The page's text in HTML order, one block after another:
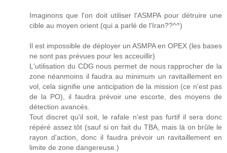
Imaginons que l'on doit utiliser l'ASMPA pour détruire une
cible au moyen orient (qui a parlé de l'Iran??^^)
Il est impossible de déployer un ASMPA en OPEX (les bases
ne sont pas prévues pour les acceuillir)
L'utilisation du CDG nous permet de nous rapprocher de la
zone néanmoins il faudra au minimum un ravitaillement en
vol, cela signifie une anticipation de la mission (ce n'est pas
de la PO), il faudra prévoir une escorte, des moyens de
détection avancés.
Tout discret qu'il soit, le rafale n'est pas furtif il sera donc
répéré assez tôt (sauf si on fait du TBA, mais là on brûle le
rayon d'action, donc il faudra prévoir un ravitaillement en
limite de zone dangereuse.)